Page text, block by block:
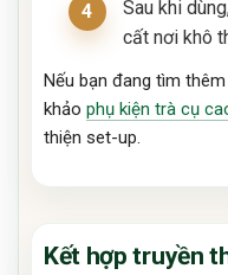
Sau khi
cất nơi khô
Nếu bạn đang tìm
khảo phụ kiện trà cụ
thiện set-up.
Kết hợp truyền